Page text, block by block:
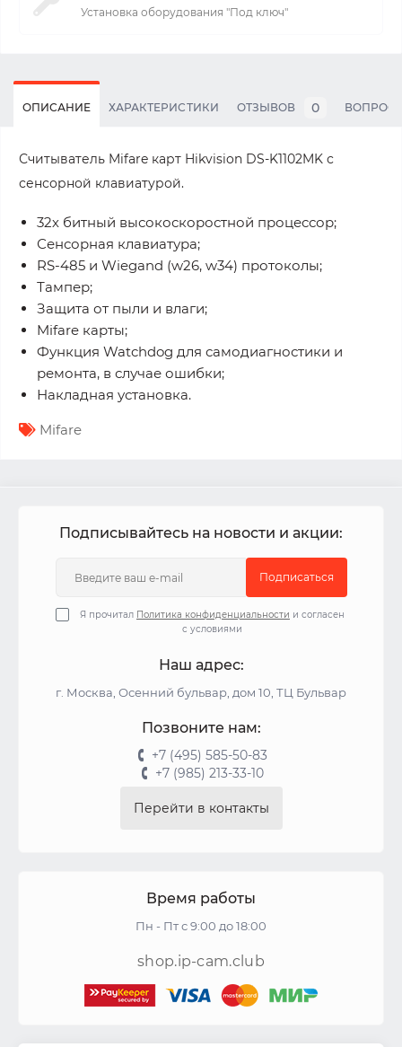
Установка оборудования "Под ключ"
ОПИСАНИЕ ХАРАКТЕРИСТИКИ ОТЗЫВОВ 0
Считыватель Mifare карт Hikvision DS-K1102MK с
сенсорной клавиатурой.
32х битный высокоскоростной процессор;
Сенсорная клавиатура;
RS-485 и Wiegand (w26, w34) протоколы;
Тампер;
Защита от пыли и влаги;
Mifare карты;
Функция Watchdog для самодиагностики и
ремонта, в случае ошибки;
Накладная установка.
Mifare
Подписывайтесь на новости и акции:
Подписаться
Я прочитал Политика конфиденциальности и согласен
с условиями
Наш адрес:
г. Москва, Осенний бульвар, дом 10, ТЦ Бульвар
Позвоните нам:
+7 (495) 585-50-83
+7 (985) 213-33-10
Перейти в контакты
Время работы
Пн - Пт с 9:00 до 18:00
shop.ip-cam.club